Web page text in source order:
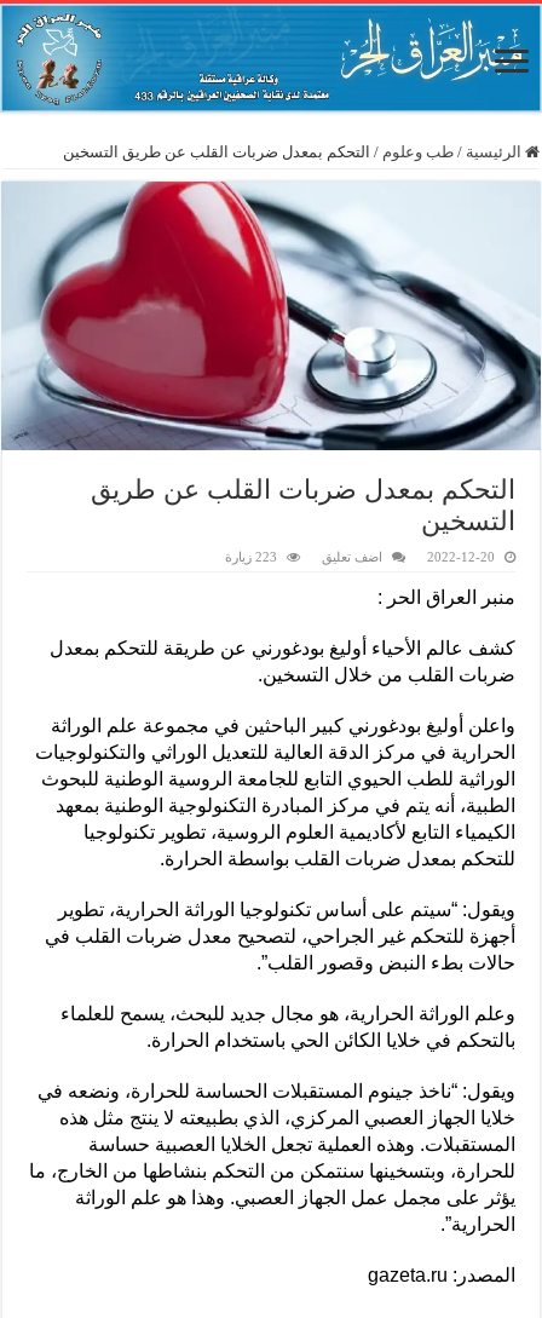
الرئيسية / طب وعلوم / التحكم بمعدل ضربات القلب عن طريق التسخين
التحكم بمعدل ضربات القلب عن طريق
التسخين
2022-12-20 اضف تعليق 223 زيارة
منبر العراق الحر :
كشف عالم الأحياء أوليغ بودغورني عن طريقة للتحكم بمعدل
ضربات القلب من خلال التسخين.
واعلن أوليغ بودغورني كبير الباحثين في مجموعة علم الوراثة
الحرارية في مركز الدقة العالية للتعديل الوراثي والتكنولوجيات
الوراثية للطب الحيوي التابع للجامعة الروسية الوطنية للبحوث
الطبية، أنه يتم في مركز المبادرة التكنولوجية الوطنية بمعهد
الكيمياء التابع لأكاديمية العلوم الروسية، تطوير تكنولوجيا
للتحكم بمعدل ضربات القلب بواسطة الحرارة.
ويقول: “سيتم على أساس تكنولوجيا الوراثة الحرارية، تطوير
أجهزة للتحكم غير الجراحي، لتصحيح معدل ضربات القلب في
حالات بطء النبض وقصور القلب”.
وعلم الوراثة الحرارية، هو مجال جديد للبحث، يسمح للعلماء
بالتحكم في خلايا الكائن الحي باستخدام الحرارة.
ويقول: “ناخذ جينوم المستقبلات الحساسة للحرارة، ونضعه في
خلايا الجهاز العصبي المركزي، الذي بطبيعته لا ينتج مثل هذه
المستقبلات. وهذه العملية تجعل الخلايا العصبية حساسة
للحرارة، وبتسخينها سنتمكن من التحكم بنشاطها من الخارج، ما
يؤثر على مجمل عمل الجهاز العصبي. وهذا هو علم الوراثة
الحرارية”.
المصدر: gazeta.ru